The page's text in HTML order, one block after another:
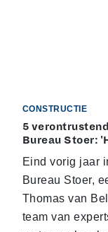
CONSTRUCTIE
5
Bureau Stoer:
Eind vorig jaar
Bureau Stoer,
Thomas van
team van